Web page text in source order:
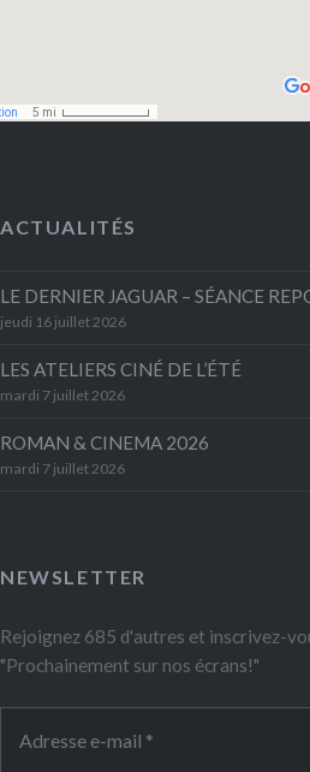
ACTUALITÉS
LE DERNIER JAGUAR – SÉANCE
jeudi 16 juillet 2026
LES ATELIERS CINÉ DE L’ÉTÉ
mardi 7 juillet 2026
ROMAN & CINEMA 2026
mardi 7 juillet 2026
NEWSLETTER
Rejoignez 685 d'autres et inscrivez-
"Prochainement sur nos écrans!"